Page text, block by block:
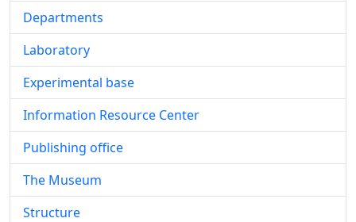
Departments
Laboratory
Experimental base
Information Resource Center
Publishing office
The Museum
Structure